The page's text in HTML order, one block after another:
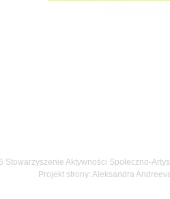
Stowarzyszenie Aktywności Społeczno-
Projekt strony: Aleksandra